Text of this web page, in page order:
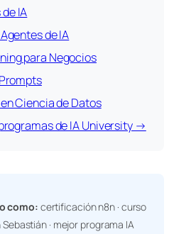
IA
de IA
para Negocios
Ciencia de Datos
de IA University →
como: certificación n8n · curso
· mejor programa IA